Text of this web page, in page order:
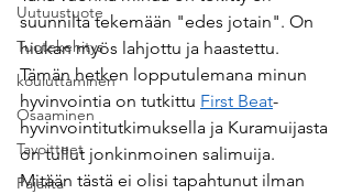
Uutuustuote
Tuotekehitys
kouluttaminen
Osaaminen
Tavoitteet
Pajailta
suunnilta tekemään "edes jotain". On
hiukan myös lahjottu ja haastettu.
Tämän hetken lopputulemana minun
hyvinvointia on tutkittu First Beat-
hyvinvointitutkimuksella ja Kuramuijasta
on tullut jonkinmoinen salimuija.
Mitään tästä ei olisi tapahtunut ilman